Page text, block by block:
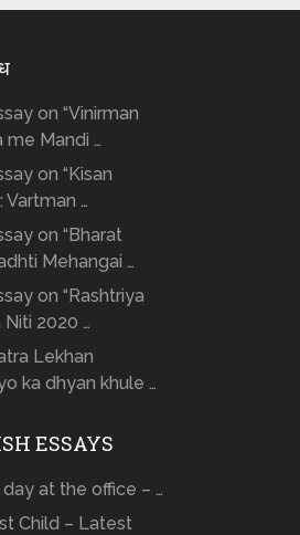
on “Vinirman
me Mandi …
on “Kisan
Vartman …
on “Bharat
Mehangai …
on “Rashtriya
Niti 2020 …
Lekhan
ka dhyan khule …
ESSAYS
at the office – …
Child – Latest